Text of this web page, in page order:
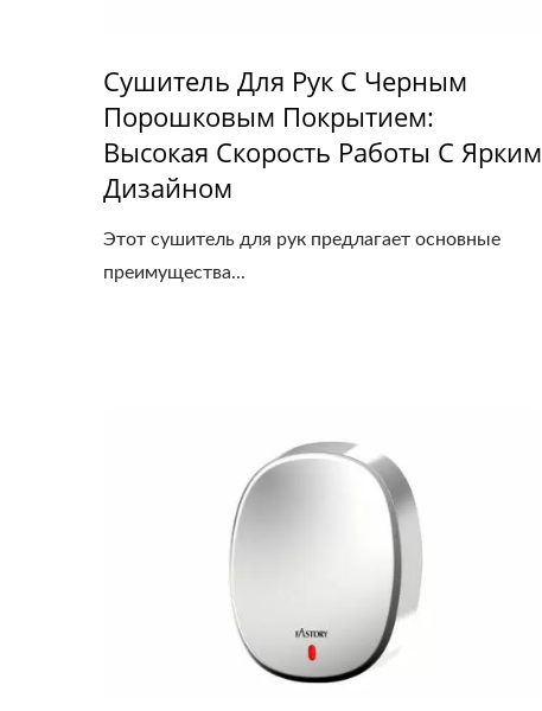
Сушитель Для Рук С Черным
Порошковым Покрытием:
Высокая Скорость Работы С Ярким
Дизайном
Этот сушитель для рук предлагает основные
преимущества...